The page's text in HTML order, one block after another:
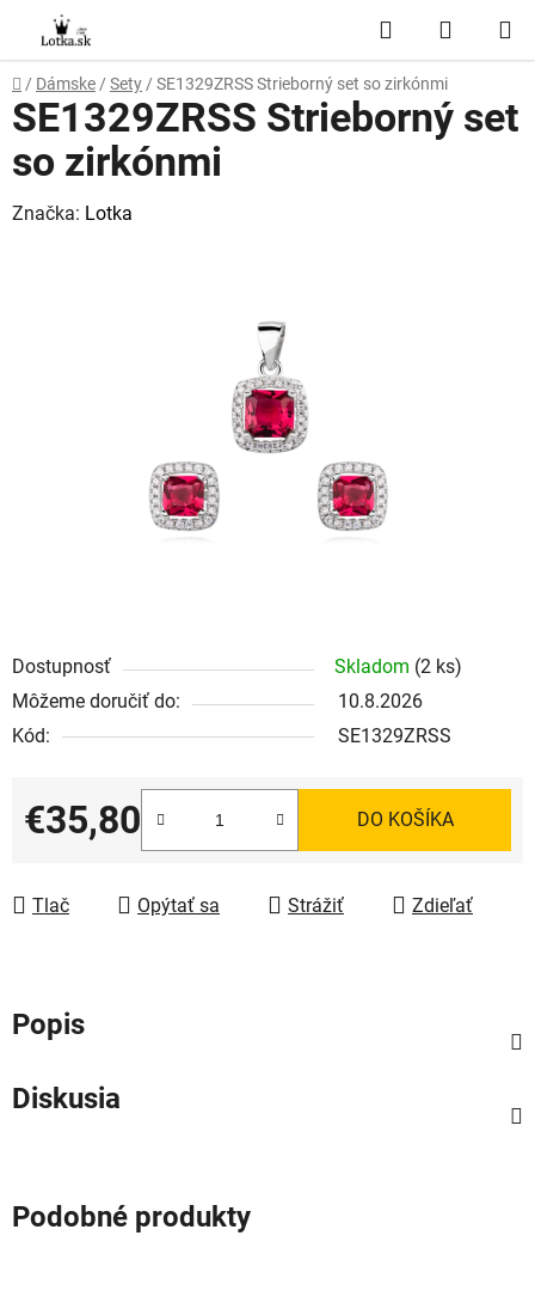
obsah
Hľadať
KOŠÍK
Domov
/ Dámske / Sety / SE1329ZRSS Strieborný set so zirkónmi
Dostupnosť Skladom (2 ks)
Môžeme doručiť do:
10.8.2026
Kód:
SE1329ZRSS
€35,80
Jednotková cena:
DO KOŠÍKA
Tlač Opýtať sa Strážiť Zdieľať
SE1329ZRSS Strieborný set
so zirkónmi
Značka: Lotka
Popis
Diskusia
Podobné produkty